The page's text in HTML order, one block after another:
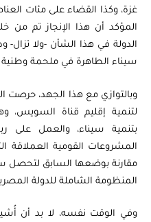
غزة، وكذا القضاء على مئات
المؤكد أن هذا الإنجاز تم من
الدولة في هذا الشأن -ولا تزال-
سيناء الطاهرة في ملحمة وطنية
وبالتوازي مع هذا الجهد، حرصت
لتنمية إقليم قناة السويس،
بتنمية سيناء، والعمل على
المشروعات القومية العملاقة
مقارنة بوضعها السابق لتحصل
المنظومة الشاملة للدولة
وفي الوقت نفسه، لا بد أن